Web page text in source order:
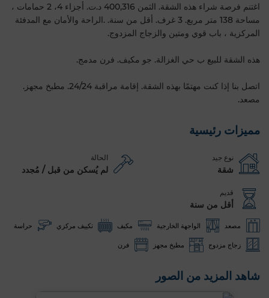
اغتنم فرصة شراء هذه الشقة. الثمن 400,316 د.ت. أجزاء 4، 2 حمامات ،
مساحة 138 متر مربع. 3 غرف. أقل من سنة. .الراحة والأمان مع المدفئة
المركزية ، باب قوي ومتين والزجاج المزدوج.
هذه الشقة للبيع ب حي الغزالة. جو مكيف. فرن مدمج.
اتصل بنا إذا كنت مهتمًا بهذه الشقة. إقامة مراقبة 24/24. مطبخ مجهز.
مصعد.
مميزات رئيسية
نوع جيد
شقة
الحالة
لم يُسكن من قبل / مُجدد
قديم
أقل من سنة
مصعد الواجهة الخارجية مكيف تكييف مركزي حراسة
زجاج مزدوج مطبخ مجهز فرن
شاهد المزيد من الصور